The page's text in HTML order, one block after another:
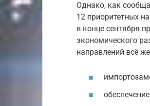
Однако, как
12 приоритетных
в конце сентября
экономического
направлений всё